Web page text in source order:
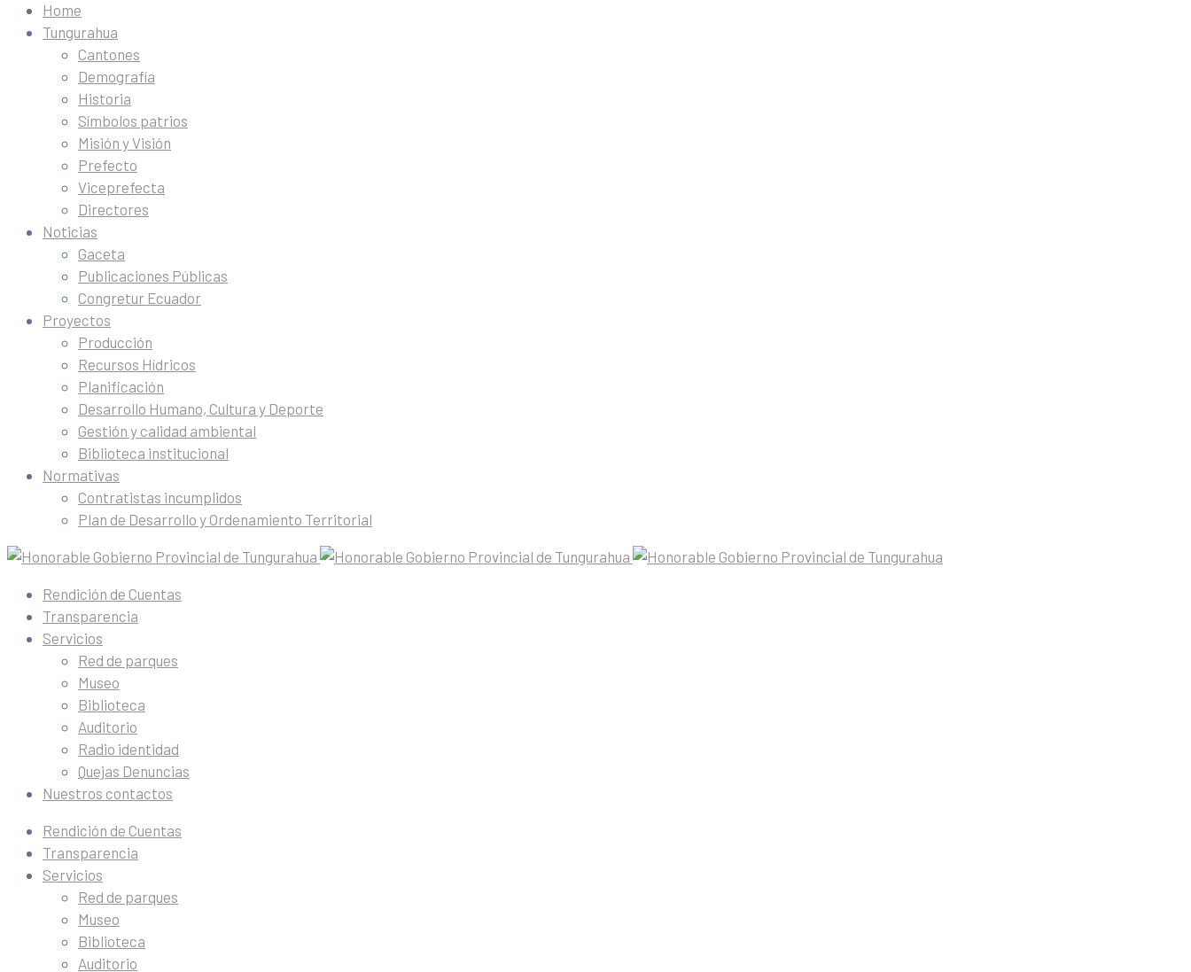
Home
Tungurahua
Cantones
Demografía
Historia
Símbolos patrios
Misión y Visión
Prefecto
Viceprefecta
Directores
Noticias
Gaceta
Publicaciones Públicas
Congretur Ecuador
Proyectos
Producción
Recursos Hídricos
Planificación
Desarrollo Humano, Cultura y Deporte
Gestión y calidad ambiental
Biblioteca institucional
Normativas
Contratistas incumplidos
Plan de Desarrollo y Ordenamiento Territorial
Rendición de Cuentas
Transparencia
Servicios
Red de parques
Museo
Biblioteca
Auditorio
Radio identidad
Quejas Denuncias
Nuestros contactos
Rendición de Cuentas
Transparencia
Servicios
Red de parques
Museo
Biblioteca
Auditorio